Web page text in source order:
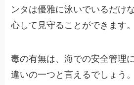
ンタは優雅に泳いでいるだけ
心して見守ることができます。
毒の有無は、海での安全管理
違いの一つと言えるでしょう